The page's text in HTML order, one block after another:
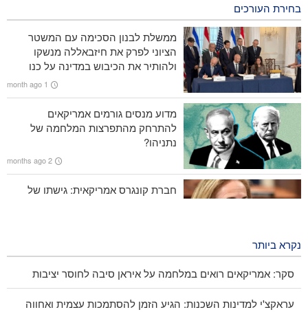
CNN חשפה: ראש המטה של ​​צבא ארה"ב מחפש דרך לצאת
מהמלחמה
מעל 700 חיילים אמריקאים נפצעו בתקיפות האיראניות
סנדרס: טראמפ המושחת הוביל את אמריקה למלחמה קטסטרופלית
רב אלוף רזאי, לארה"ב : לא נאפשר פתיחת נתיב שני במצרי הורמוז
בחירת העורכים
ממשלת לבנון הסכימה עם המשטר
הציוני לפרק את חיזבאללה מנשקו
ולהותיר את הכיבוש במדינה על כנו
1 month ago
מדוע מנסים גורמים אמריקאים
להתרחק מהתפרצות המלחמה של
נתניהו?
2 months ago
חברת קונגרס אמריקאית: גישתו של
נקרא ביותר
סקר: אמריקאים רואים במלחמה על איראן סיבה לחוסר יציבות
עראקצ'י למדינות השכנות: הגיע הזמן להסתמכות עצמית ואחווה